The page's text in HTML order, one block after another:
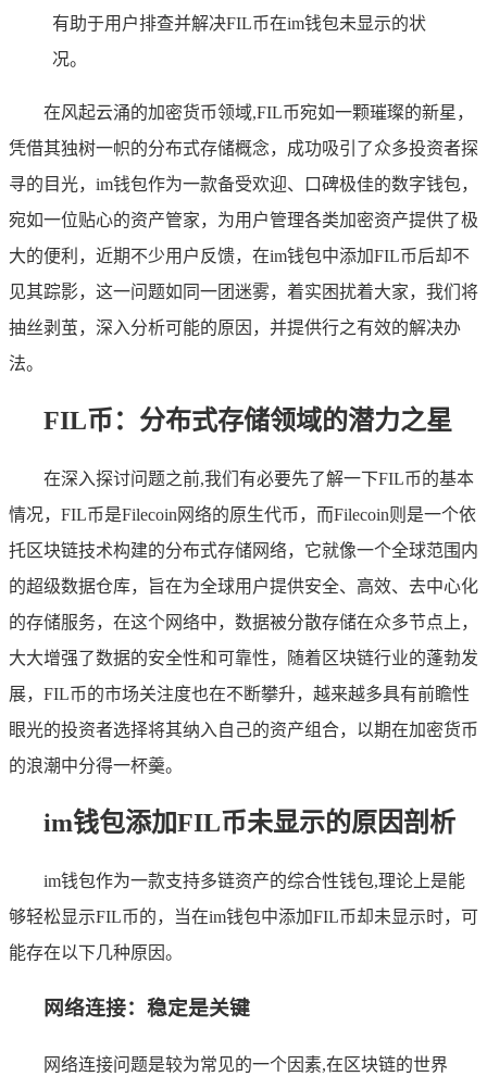
有助于用户排查并解决FIL币在im钱包未显示的状
况。
在风起云涌的加密货币领域,FIL币宛如一颗璀璨的新星，
凭借其独树一帜的分布式存储概念，成功吸引了众多投资者探
寻的目光，im钱包作为一款备受欢迎、口碑极佳的数字钱包，
宛如一位贴心的资产管家，为用户管理各类加密资产提供了极
大的便利，近期不少用户反馈，在im钱包中添加FIL币后却不
见其踪影，这一问题如同一团迷雾，着实困扰着大家，我们将
抽丝剥茧，深入分析可能的原因，并提供行之有效的解决办
法。
FIL币：分布式存储领域的潜力之星
在深入探讨问题之前,我们有必要先了解一下FIL币的基本
情况，FIL币是Filecoin网络的原生代币，而Filecoin则是一个依
托区块链技术构建的分布式存储网络，它就像一个全球范围内
的超级数据仓库，旨在为全球用户提供安全、高效、去中心化
的存储服务，在这个网络中，数据被分散存储在众多节点上，
大大增强了数据的安全性和可靠性，随着区块链行业的蓬勃发
展，FIL币的市场关注度也在不断攀升，越来越多具有前瞻性
眼光的投资者选择将其纳入自己的资产组合，以期在加密货币
的浪潮中分得一杯羹。
im钱包添加FIL币未显示的原因剖析
im钱包作为一款支持多链资产的综合性钱包,理论上是能
够轻松显示FIL币的，当在im钱包中添加FIL币却未显示时，可
能存在以下几种原因。
网络连接：稳定是关键
网络连接问题是较为常见的一个因素,在区块链的世界